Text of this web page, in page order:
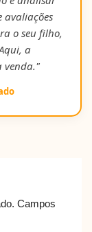
avaliações
o seu filho,
a
venda."
Campos